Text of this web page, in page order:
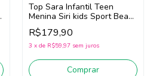
Top Sara Infantil Teen
Menina Siri kids Sport Beach
Tennis 44671 (Rosa)
R$179,90
3 x de R$59,97 sem juros
Comprar